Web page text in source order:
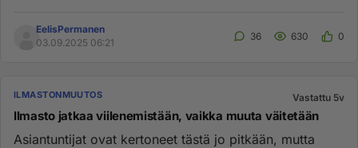
EelisPermanen
03.09.2025 06:21
36 630 0
ILMASTONMUUTOS Vastattu 5v
Ilmasto jatkaa viilenemistään, vaikka muuta väitetään
Asiantuntijat ovat kertoneet tästä jo pitkään, mutta